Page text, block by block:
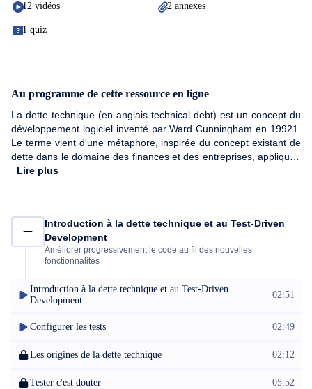
12 vidéos 2 annexes
1 quiz
Au programme de cette ressource en ligne
La dette technique (en anglais technical debt) est un concept du
développement logiciel inventé par Ward Cunningham en 19921.
Le terme vient d'une métaphore, inspirée du concept existant de
dette dans le domaine des finances et des entreprises, appliquée
au domaine du développement logiciel. La dette technique
supplémentaire et de bugs de plus en plus fréquents et on
considère que la dette technique d'un projet commence à poser
problème aux développeurs dès lors qu'elle dépasse la rentabilité
intérêts, d'où l'analogie avec le concept de dette financière. Dans
vous serez accompagnés par l'expert Johan Martinsson,
L'objectif de cours est de vous donner des techniques permettant
développement. Vous commencerez ce cours par une
Lire plus
Introduction à la dette technique et au Test-Driven
Development
Améliorer progressivement le code au fil des nouvelles
fonctionnalités
Introduction à la dette technique et au Test-Driven
Development
02:51
Configurer les tests 02:49
Les origines de la dette technique 02:12
Tester c'est douter 05:52